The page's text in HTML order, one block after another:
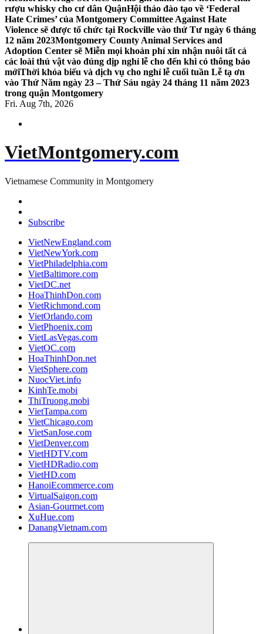
rượu whisky cho cư dân QuậnHội thảo đào tạo về ‘Federal
Hate Crimes’ của Montgomery Committee Against Hate
Violence sẽ được tổ chức tại Rockville vào thứ Tư ngày 6 tháng
12 năm 2023Montgomery County Animal Services and
Adoption Center sẽ Miễn mọi khoản phí xin nhận nuôi tất cả
các loài thú vật vào đúng dịp nghỉ lễ cho đến khi có thông báo
mớiThời khóa biểu và dịch vụ cho nghỉ lễ cuối tuần Lễ tạ ơn
vào Thứ Năm ngày 23 – Thứ Sáu ngày 24 tháng 11 năm 2023
trong quận Montgomery
Fri. Aug 7th, 2026
VietMontgomery.com
Vietnamese Community in Montgomery
Subscribe
VietNewEngland.com
VietNewYork.com
VietPhiladelphia.com
VietBaltimore.com
VietDC.net
HoaThinhDon.com
VietRichmond.com
VietOrlando.com
VietPhoenix.com
VietLasVegas.com
VietOC.com
HoaThinhDon.net
VietSphere.com
NuocViet.info
KinhTe.mobi
ThiTruong.mobi
VietTampa.com
VietChicago.com
VietSanJose.com
VietDenver.com
VietHDTV.com
VietHDRadio.com
VietHD.com
HanoiEcommerce.com
VirtualSaigon.com
Asian-Gourmet.com
XuHue.com
DanangVietnam.com